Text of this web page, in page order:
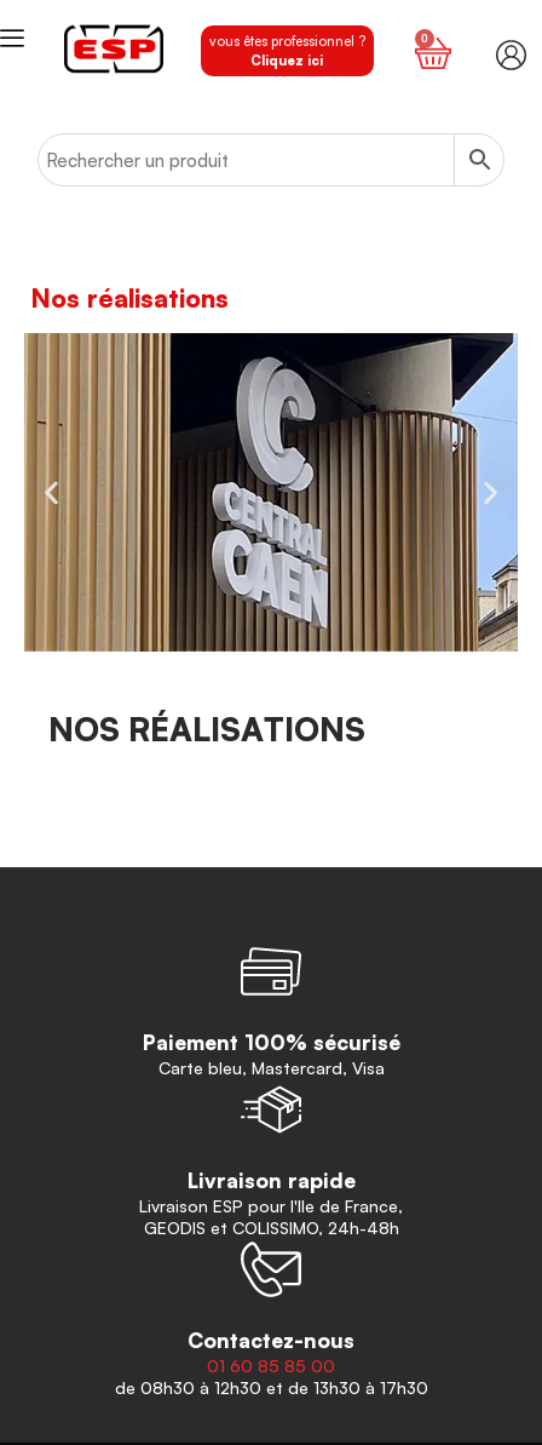
vous êtes professionnel ?
Cliquez ici
0
Nos réalisations
NOS RÉALISATIONS
Paiement 100% sécurisé
Carte bleu, Mastercard, Visa
Livraison rapide
Livraison ESP pour l'Ile de France,
GEODIS et COLISSIMO, 24h-48h
Contactez-nous
01 60 85 85 00
de 08h30 à 12h30 et de 13h30 à 17h30